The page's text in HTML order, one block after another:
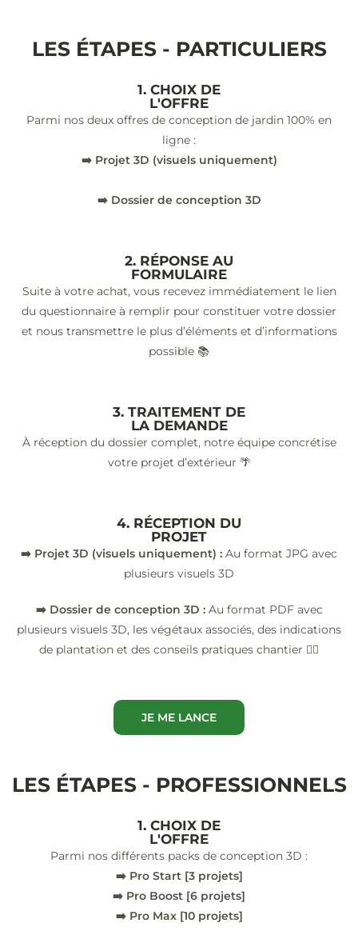
LES ÉTAPES - PARTICULIERS
1. CHOIX DE
L'OFFRE
Parmi nos deux offres de conception de jardin 100% en
ligne :
➡️ Projet 3D (visuels uniquement)
➡️ Dossier de conception 3D
2. RÉPONSE AU
FORMULAIRE
Suite à votre achat, vous recevez immédiatement le lien
du questionnaire à remplir pour constituer votre dossier
et nous transmettre le plus d’éléments et d’informations
possible 📚
3. TRAITEMENT DE
LA DEMANDE
À réception du dossier complet, notre équipe concrétise
votre projet d’extérieur 🌴
4. RÉCEPTION DU
PROJET
➡️ Projet 3D (visuels uniquement) : Au format JPG avec
plusieurs visuels 3D
➡️ Dossier de conception 3D :Au format PDF avec
plusieurs visuels 3D, les végétaux associés, des indications
de plantation et des conseils pratiques chantier 👷‍♂️
JE ME LANCE
LES ÉTAPES - PROFESSIONNELS
1. CHOIX DE
L'OFFRE
Parmi nos différents packs de conception 3D :
➡️ Pro Start [3 projets]
➡️ Pro Boost [6 projets]
➡️ Pro Max [10 projets]